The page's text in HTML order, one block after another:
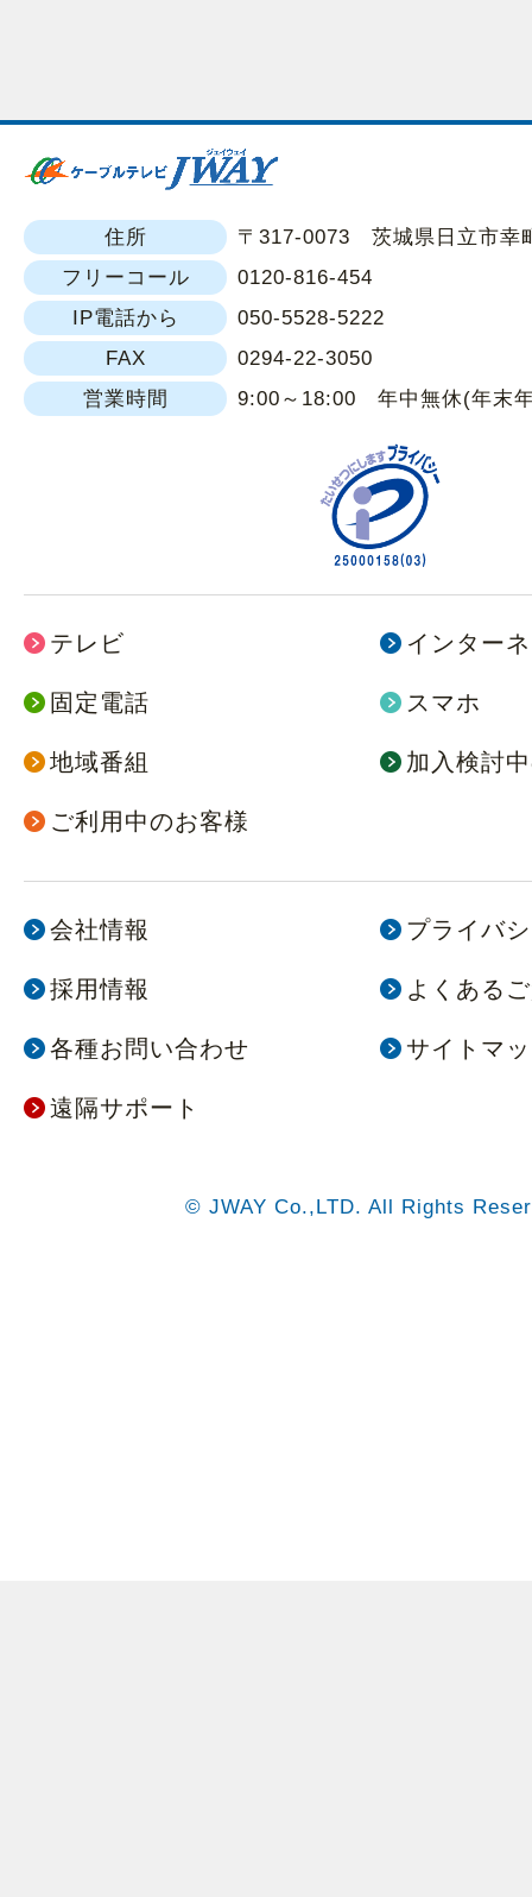
住所
〒317-0073 茨城県日立市幸
フリーコール
0120-816-454
IP電話から
050-5528-5222
FAX
0294-22-3050
営業時間
9:00～18:00 年中無休(年末
テレビ インター
固定電話 スマホ
地域番組 加入検討
ご利用中のお客様
会社情報 プライバ
採用情報 よくある
各種お問い合わせ サイトマ
遠隔サポート
© JWAY Co.,LTD. All Rights